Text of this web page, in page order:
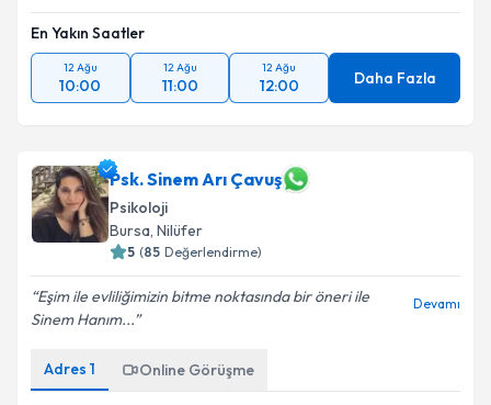
En Yakın Saatler
12 Ağu
10:00
12 Ağu
11:00
12 Ağu
12:00 Daha Fazla
Psk. Sinem Arı Çavuş
Psikoloji
Bursa, Nilüfer
5 (85 Değerlendirme)
Eşim ile evliliğimizin bitme noktasında bir öneri ile
Sinem Hanım...
Devamı
Adres 1 Online Görüşme